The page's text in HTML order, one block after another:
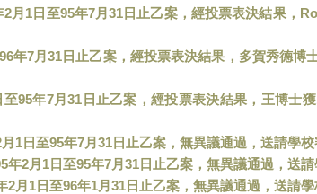
2月 1 日至95年7月31 日止乙案，經投票表決結果，
96年7月31 日止乙案，經投票表決結果，多賀秀德博
至95年7月31 日止乙案，經投票表決結果，王博士獲
月 1 日至95年7月 31 日止乙案，無異議通過，送請學校
年2月 1 日至95年7月 31 日止乙案，無異議通過，送請
2月 1 日至96年1月 31 日止乙案，無異議通過，送請學